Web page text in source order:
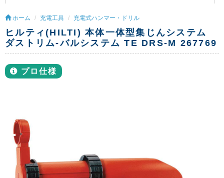
ホーム 充電工具 充電式ハンマー・ドリル
ヒルティ(HILTI) 本体一体型集じんシステム
ダストリム-バルシステム TE DRS-M 267769
プロ仕様